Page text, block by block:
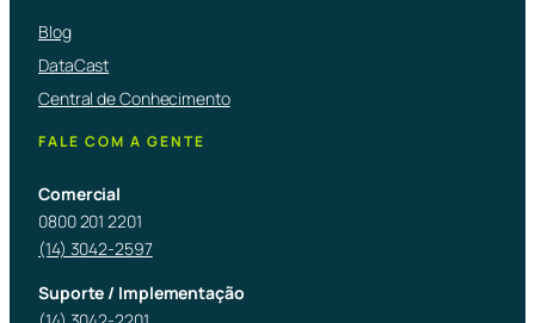
Blog
DataCast
Central de Conhecimento
FALE COM A GENTE
Comercial
0800 201 2201
(14) 3042-2597
Suporte / Implementação